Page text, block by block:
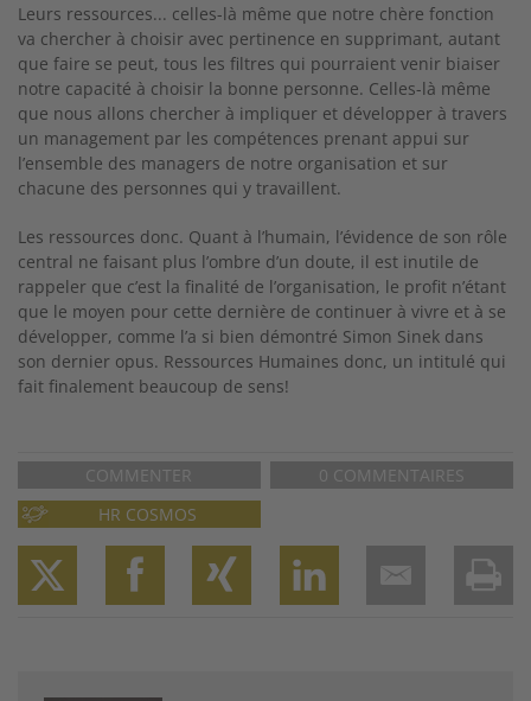
Leurs ressources... celles-là même que notre chère fonction
va chercher à choisir avec pertinence en supprimant, autant
que faire se peut, tous les filtres qui pourraient venir biaiser
notre capacité à choisir la bonne personne. Celles-là même
que nous allons chercher à impliquer et développer à travers
un management par les compétences prenant appui sur
l’ensemble des managers de notre organisation et sur
chacune des personnes qui y travaillent.
Les ressources donc. Quant à l’humain, l’évidence de son rôle
central ne faisant plus l’ombre d’un doute, il est inutile de
rappeler que c’est la finalité de l’organisation, le profit n’étant
que le moyen pour cette dernière de continuer à vivre et à se
développer, comme l’a si bien démontré Simon Sinek dans
son dernier opus. Ressources Humaines donc, un intitulé qui
fait finalement beaucoup de sens!
COMMENTER
0 COMMENTAIRES
HR COSMOS
TwitterFacebook
XINGLinkedIn
Email